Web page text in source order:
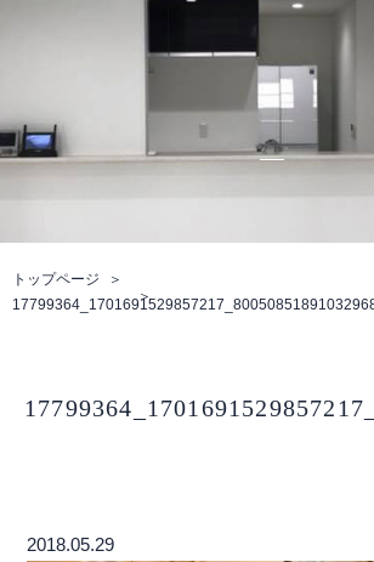
トップページ
2018.05.29